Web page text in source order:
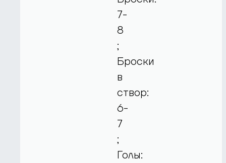
7-
8
;
Броски
в
створ:
6-
7
;
Голы: